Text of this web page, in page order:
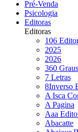
Lewis
Pré-Venda
Psicologia
Editoras
Editoras
106
2025
2026
360
7 Letras
8Inverso
A Isca
A Pagina
Aaa
Abacatte